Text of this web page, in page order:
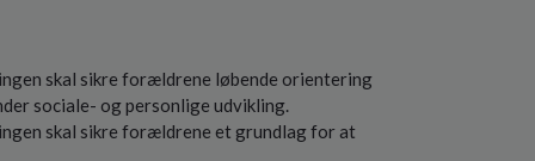
skal sikre forældrene løbende orientering
sociale- og personlige udvikling.
skal sikre forældrene et grundlag for at